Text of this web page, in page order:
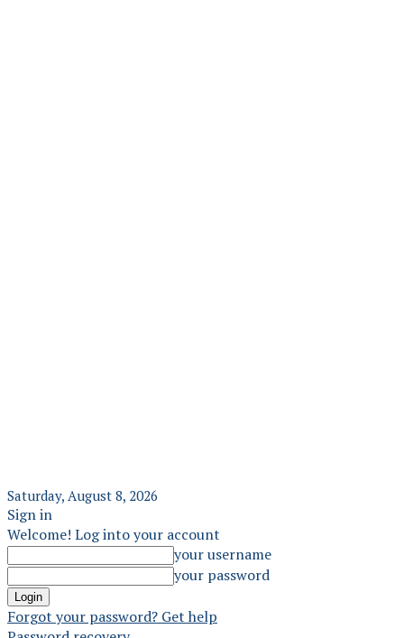
Saturday, August 8, 2026
Sign in
Welcome! Log into your account
your username
your password
Forgot your password? Get help